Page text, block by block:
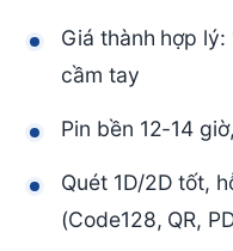
Giá thành hợp
cầm tay
Pin bền 12-14
Quét 1D/2D tốt,
(Code128, QR,